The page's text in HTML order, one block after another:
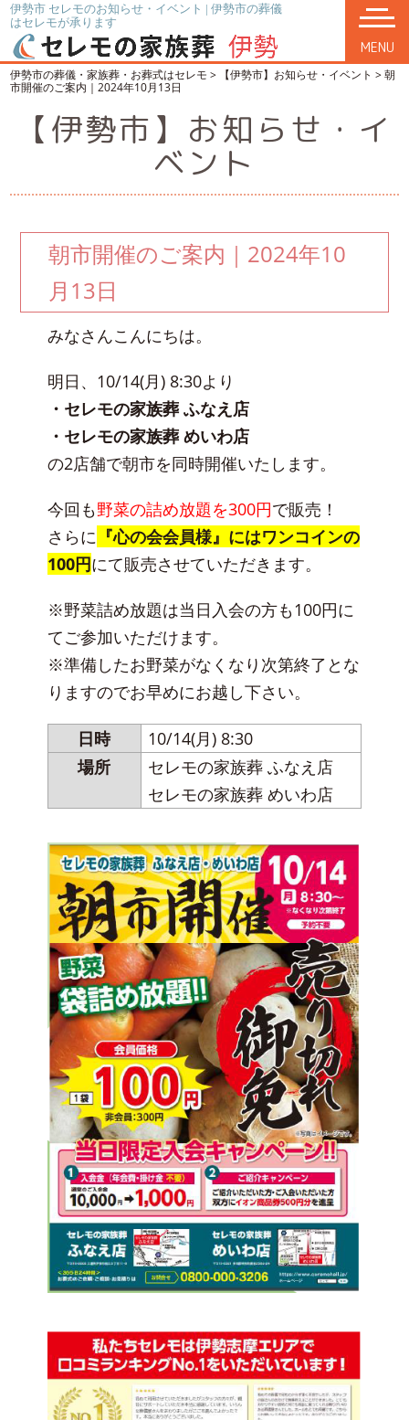
伊勢市 セレモのお知らせ・イベント | 伊勢市の葬儀
はセレモが承ります
MENU
伊勢市の葬儀・家族葬・お葬式はセレモ > 【伊勢市】お知らせ・イベント >朝
市開催のご案内｜2024年10月13日
【伊勢市】お知らせ・イ
ベント
朝市開催のご案内｜2024年10
月13日
みなさんこんにちは。
明日、10/14(月) 8:30より
・セレモの家族葬 ふなえ店
・セレモの家族葬 めいわ店
の2店舗で朝市を同時開催いたします。
今回も野菜の詰め放題を300円で販売！
さらに 『心の会会員様』にはワンコインの
100円にて販売させていただきます。
※野菜詰め放題は当日入会の方も100円に
てご参加いただけます。
※準備したお野菜がなくなり次第終了とな
りますのでお早めにお越し下さい。
日時
10/14(月) 8:30
場所
セレモの家族葬 ふなえ店
セレモの家族葬 めいわ店